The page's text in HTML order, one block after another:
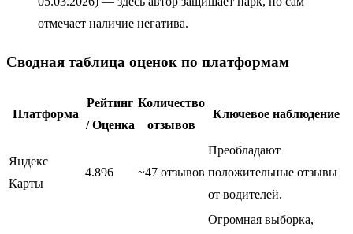
отмечает наличие негатива.
Сводная таблица оценок по платформам
Платформа
Рейтинг
/ Оценка
Количество
отзывов
Ключевое наблюдение
Яндекс
Карты
4.896 ~47 отзывов
Преобладают
положительные отзывы
от водителей.
Огромная выборка,